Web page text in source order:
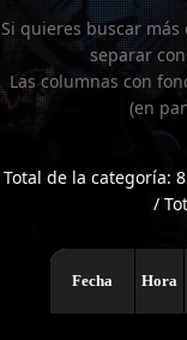
Si quieres buscar
separar
Las columnas con
(en
Total de la categoría:
/
Fecha Hora